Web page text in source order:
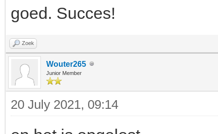
goed. Succes!
Zoek
Wouter265
Junior Member
20 July 2021, 09:14